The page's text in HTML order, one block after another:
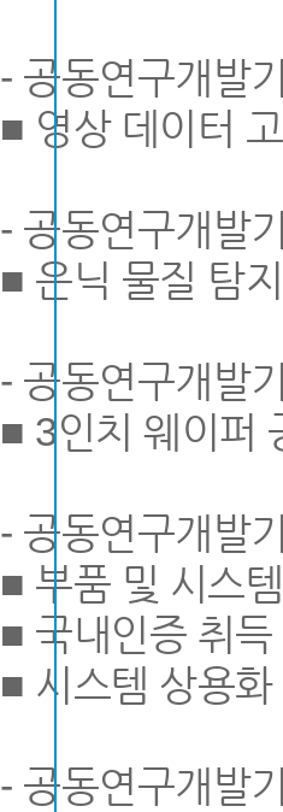
- 공동연구개발
■ 영상 데이터
- 공동연구개발
■ 은닉 물질 탐
- 공동연구개발
■ 3인치 웨이퍼
- 공동연구개발
■ 부품 및 시스
■ 국내인증 취득
■ 시스템 상용
- 공동연구개발